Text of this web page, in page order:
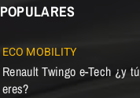
POPULARES
ECO MOBILITY
Renault Twingo e-Tech ¿y
eres?